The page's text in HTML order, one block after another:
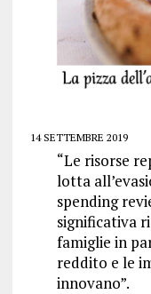
14 SETTEMBRE 2019
“Le risorse
lotta
spending
significativa
famiglie in
reddito e le
innovano”.